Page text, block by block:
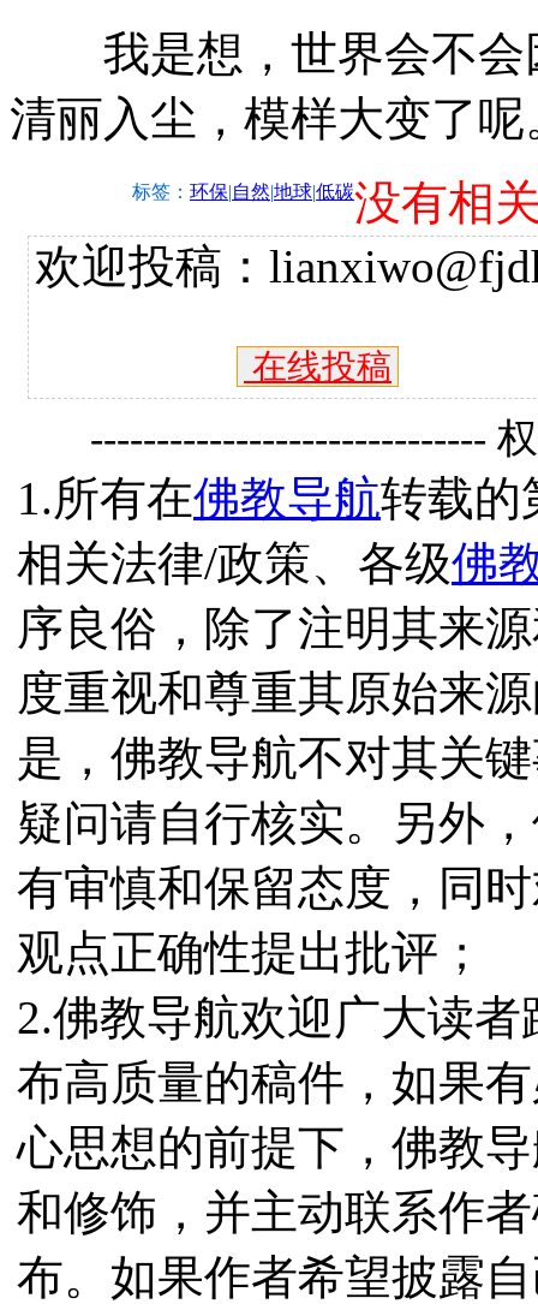
我是想，世界会不会
清丽入尘，模样大变了呢
标签： 环保|自然|地球|低碳没有相
欢迎投稿：
在线投稿
------------------------------
1.所有在佛教导航转载的
相关法律/政策、各级佛
序良俗，除了注明其来
度重视和尊重其原始来
是，佛教导航不对其关
疑问请自行核实。另外
有审慎和保留态度，同
观点正确性提出批评；
2.佛教导航欢迎广大读
布高质量的稿件，如果
心思想的前提下，佛教
和修饰，并主动联系作
布。如果作者希望披露